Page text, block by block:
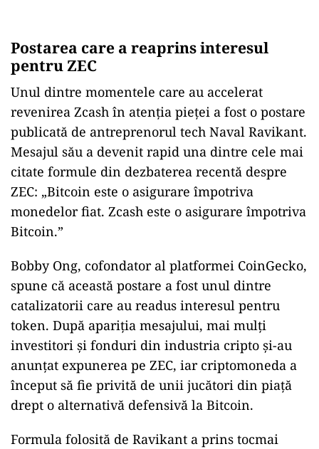
Postarea care a reaprins interesul
pentru ZEC
Unul dintre momentele care au accelerat
revenirea Zcash în atenția pieței a fost o postare
publicată de antreprenorul tech Naval Ravikant.
Mesajul său a devenit rapid una dintre cele mai
citate formule din dezbaterea recentă despre
ZEC: „Bitcoin este o asigurare împotriva
monedelor fiat. Zcash este o asigurare împotriva
Bitcoin.”
Bobby Ong, cofondator al platformei CoinGecko,
spune că această postare a fost unul dintre
catalizatorii care au readus interesul pentru
token. După apariția mesajului, mai mulți
investitori și fonduri din industria cripto și-au
anunțat expunerea pe ZEC, iar criptomoneda a
început să fie privită de unii jucători din piață
drept o alternativă defensivă la Bitcoin.
Formula folosită de Ravikant a prins tocmai